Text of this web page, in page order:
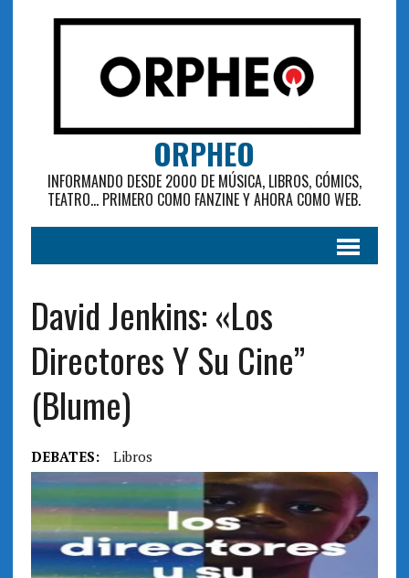
ORPHEO
INFORMANDO DESDE 2000 DE MÚSICA, LIBROS, CÓMICS,
TEATRO... PRIMERO COMO FANZINE Y AHORA COMO WEB.
David Jenkins: «Los
Directores Y Su Cine”
(Blume)
DEBATES: Libros